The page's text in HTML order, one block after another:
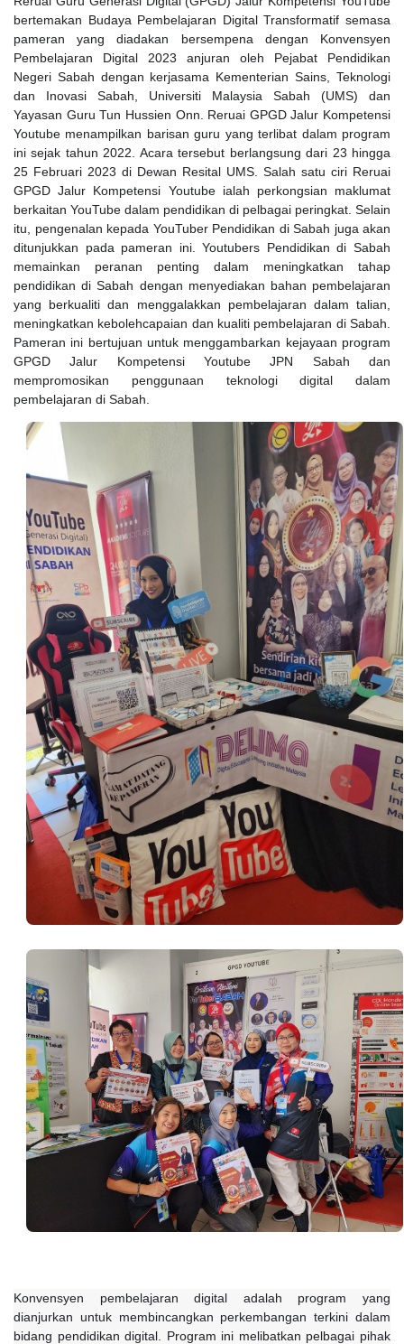
bertemakan Budaya Pembelajaran Digital Transformatif semasa
pameran yang diadakan bersempena dengan Konvensyen
Pembelajaran Digital 2023 anjuran oleh Pejabat Pendidikan
Negeri Sabah dengan kerjasama Kementerian Sains, Teknologi
dan Inovasi Sabah, Universiti Malaysia Sabah (UMS) dan
Yayasan Guru Tun Hussien Onn. Reruai GPGD Jalur Kompetensi
Youtube menampilkan barisan guru yang terlibat dalam program
ini sejak tahun 2022. Acara tersebut berlangsung dari 23 hingga
25 Februari 2023 di Dewan Resital UMS. Salah satu ciri Reruai
GPGD Jalur Kompetensi Youtube ialah perkongsian maklumat
berkaitan YouTube dalam pendidikan di pelbagai peringkat. Selain
itu, pengenalan kepada YouTuber Pendidikan di Sabah juga akan
ditunjukkan pada pameran ini. Youtubers Pendidikan di Sabah
memainkan peranan penting dalam meningkatkan tahap
pendidikan di Sabah dengan menyediakan bahan pembelajaran
yang berkualiti dan menggalakkan pembelajaran dalam talian,
meningkatkan kebolehcapaian dan kualiti pembelajaran di Sabah.
Pameran ini bertujuan untuk menggambarkan kejayaan program
GPGD Jalur Kompetensi Youtube JPN Sabah dan
mempromosikan penggunaan teknologi digital dalam
pembelajaran di Sabah.
Konvensyen pembelajaran digital adalah program yang
dianjurkan untuk membincangkan perkembangan terkini dalam
bidang pendidikan digital. Program ini melibatkan pelbagai pihak